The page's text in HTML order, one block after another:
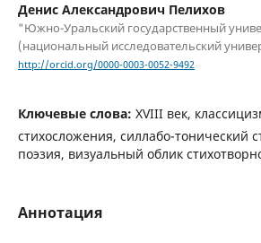
Денис Александрович Пелихов
"Южно-Уральский государственный
(национальный исследовательский
http://orcid.org/0000-0003-0052-9492
Ключевые слова: XVIII век,
стихосложения, силлабо-тонический
поэзия, визуальный облик
Аннотация